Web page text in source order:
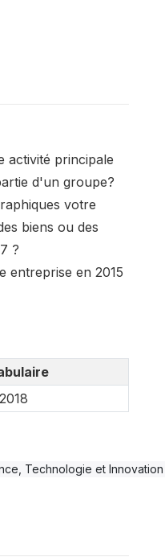
activité principale
d'un groupe?
votre
biens ou des
?
entreprise en 2015
Technologie et